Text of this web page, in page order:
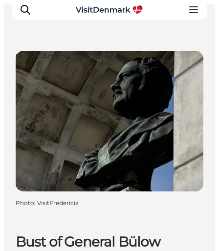
Inspirations
Destinations
Quoi faire
Hébergements
Planifiez votre voyage
Bust of General Bülow
Street Art and Sculptures
Photo: VisitFredericia